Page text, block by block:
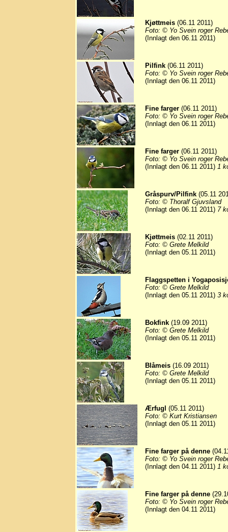
Kjøttmeis (06.11 2011)
Foto: © Yo Svein roger
(Innlagt den 06.11 2011)
Pilfink (06.11 2011)
Foto: © Yo Svein roger
(Innlagt den 06.11 2011)
Fine farger (06.11 2011)
Foto: © Yo Svein roger
(Innlagt den 06.11 2011)
Fine farger (06.11 2011)
Foto: © Yo Svein roger
(Innlagt den 06.11 2011) 1
Gråspurv/Pilfink (05.11
Foto: © Thoralf Gjuvsland
(Innlagt den 06.11 2011) 7
Kjøttmeis (02.11 2011)
Foto: © Grete Melkild
(Innlagt den 05.11 2011)
Flaggspetten i
Foto: © Grete Melkild
(Innlagt den 05.11 2011) 3
Bokfink (19.09 2011)
Foto: © Grete Melkild
(Innlagt den 05.11 2011)
Blåmeis (16.09 2011)
Foto: © Grete Melkild
(Innlagt den 05.11 2011)
Ærfugl (05.11 2011)
Foto: © Kurt Kristiansen
(Innlagt den 05.11 2011)
Fine farger på denne
Foto: © Yo Svein roger
(Innlagt den 04.11 2011) 1
Fine farger på denne
Foto: © Yo Svein roger
(Innlagt den 04.11 2011)